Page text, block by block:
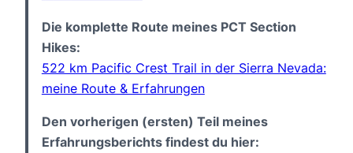
Die komplette Route meines PCT Section
Hikes:
522 km Pacific Crest Trail in der Sierra Nevada:
meine Route & Erfahrungen
Den vorherigen (ersten) Teil meines
Erfahrungsberichts findest du hier: